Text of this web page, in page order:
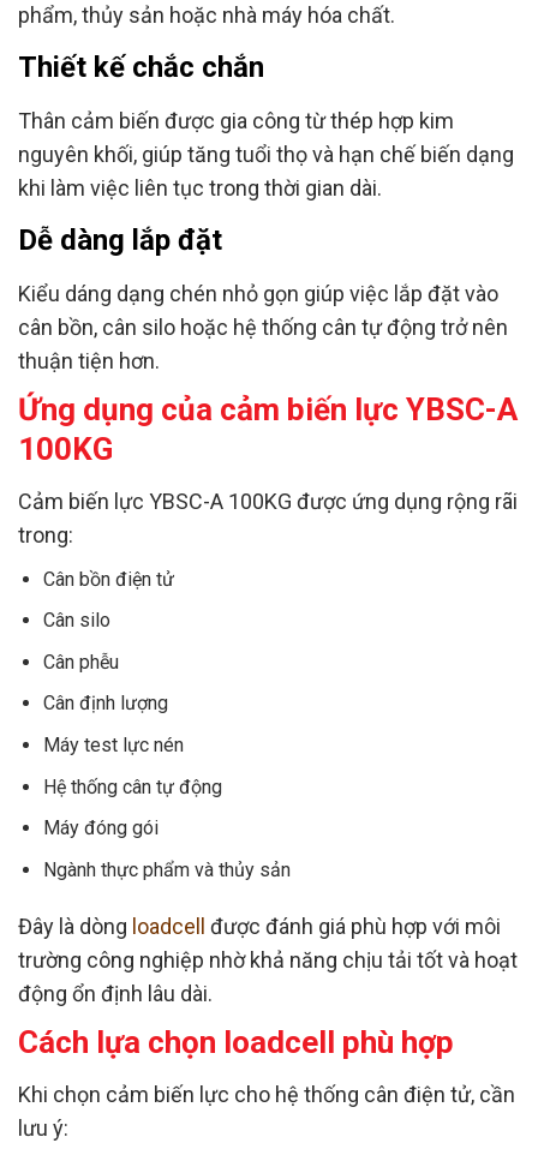
phẩm, thủy sản hoặc nhà máy hóa chất.
Thiết kế chắc chắn
Thân cảm biến được gia công từ thép hợp kim
nguyên khối, giúp tăng tuổi thọ và hạn chế biến dạng
khi làm việc liên tục trong thời gian dài.
Dễ dàng lắp đặt
Kiểu dáng dạng chén nhỏ gọn giúp việc lắp đặt vào
cân bồn, cân silo hoặc hệ thống cân tự động trở nên
thuận tiện hơn.
Ứng dụng của cảm biến lực YBSC-A
100KG
Cảm biến lực YBSC-A 100KG được ứng dụng rộng rãi
trong:
Cân bồn điện tử
Cân silo
Cân phễu
Cân định lượng
Máy test lực nén
Hệ thống cân tự động
Máy đóng gói
Ngành thực phẩm và thủy sản
Đây là dòng loadcell được đánh giá phù hợp với môi
trường công nghiệp nhờ khả năng chịu tải tốt và hoạt
động ổn định lâu dài.
Cách lựa chọn loadcell phù hợp
Khi chọn cảm biến lực cho hệ thống cân điện tử, cần
lưu ý: